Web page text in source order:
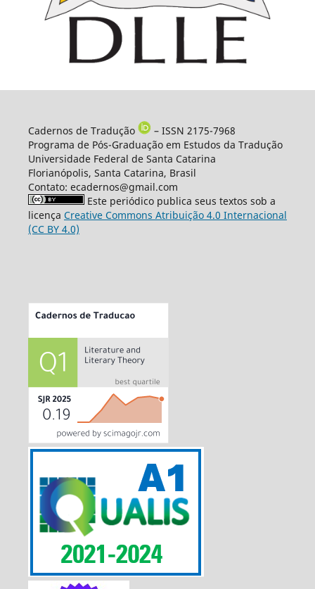
Cadernos de Tradução
– ISSN 2175-7968
Programa de Pós-Graduação em Estudos da Tradução
Universidade Federal de Santa Catarina
Florianópolis, Santa Catarina, Brasil
Contato: ecadernos@gmail.com
Este periódico publica seus textos sob a
licença Creative Commons Atribuição 4.0 Internacional
(CC BY 4.0)